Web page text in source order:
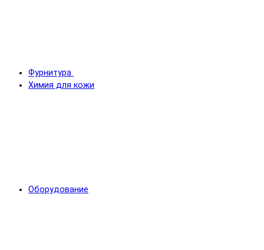
Фурнитура
Химия для кожи
Оборудование